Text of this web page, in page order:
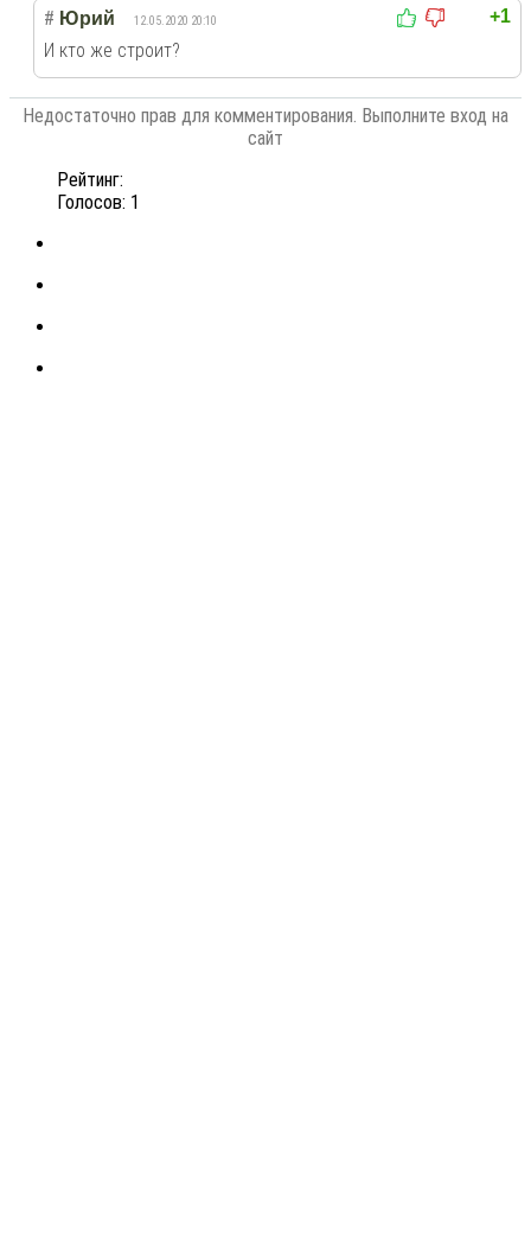
+1
# Юрий 12.05.2020 20:10
И кто же строит?
Недостаточно прав для комментирования. Выполните вход на
сайт
Рейтинг:
Голосов: 1